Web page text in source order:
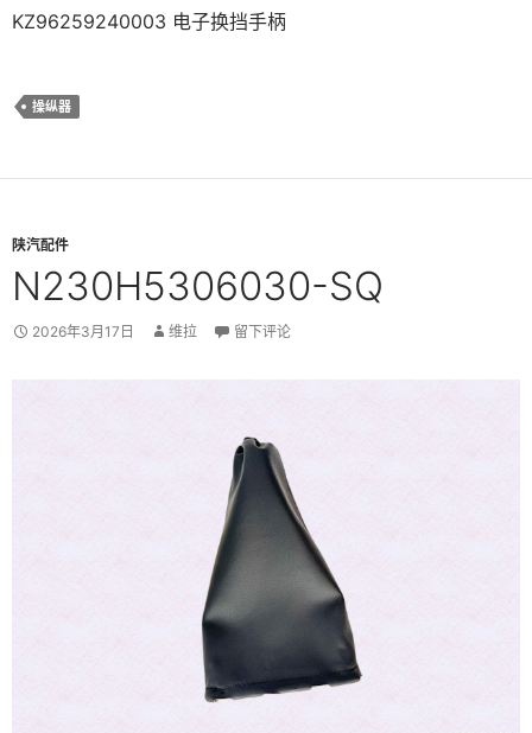
KZ96259240003 电子换挡手柄
操纵器
陕汽配件
N230H5306030-SQ
2026年3月17日 维拉 留下评论